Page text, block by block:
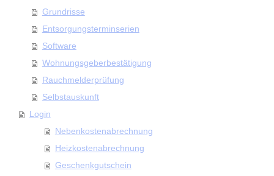
Grundrisse
Entsorgungsterminserien
Software
Wohnungsgeberbestätigung
Rauchmelderprüfung
Selbstauskunft
Login
Nebenkostenabrechnung
Heizkostenabrechnung
Geschenkgutschein